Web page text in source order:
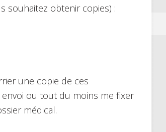
souhaitez obtenir copies) :
une copie de ces
ou tout du moins me fixer
médical.